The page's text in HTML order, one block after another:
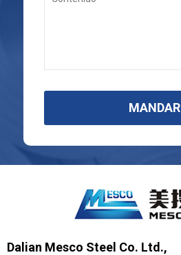
MANDAR
Dalian Mesco Steel Co. Ltd.,